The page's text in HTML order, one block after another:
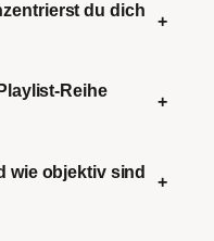
du dich
+
Reihe
+
wie objektiv sind
+